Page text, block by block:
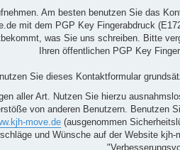
Am besten benutzen Sie das
mit dem PGP Key Fingerabdruck
was Sie uns schreiben. Bitte
Ihren öffentlichen PGP Key
Sie dieses Kontaktformular
aller Art. Nutzen Sie hierzu
von anderen Benutzern. Benutzen
move.de(ausgenommen
und Wünsche auf der Website